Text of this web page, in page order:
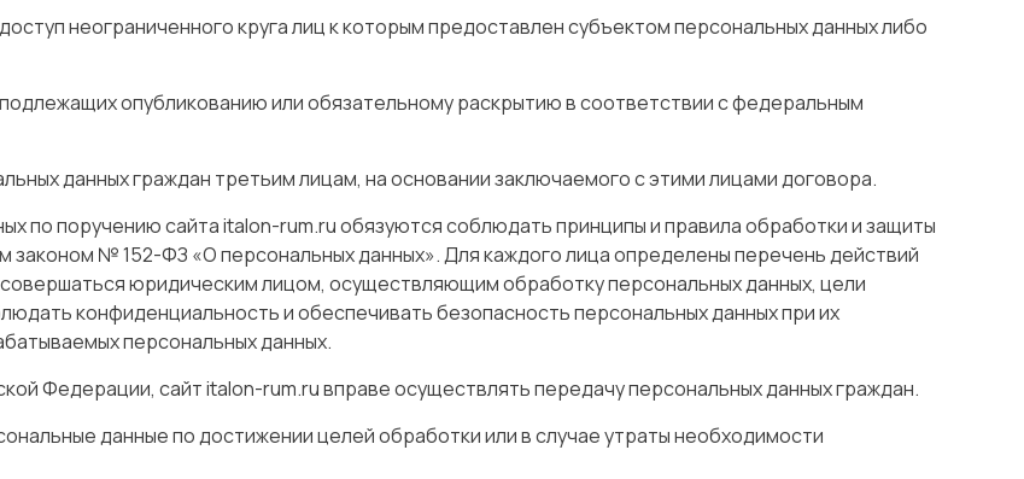
неограниченного круга лиц к которым предоставлен субъектом персональных данных либо
опубликованию или обязательному раскрытию в соответствии с федеральным
данных граждан третьим лицам, на основании заключаемого с этими лицами договора.
по поручению сайта italon-rum.ru обязуются соблюдать принципы и правила обработки и защиты
№ 152-ФЗ «О персональных данных». Для каждого лица определены перечень действий
юридическим лицом, осуществляющим обработку персональных данных, цели
конфиденциальность и обеспечивать безопасность персональных данных при их
персональных данных.
Федерации, сайт italon-rum.ru вправе осуществлять передачу персональных данных граждан.
данные по достижении целей обработки или в случае утраты необходимости